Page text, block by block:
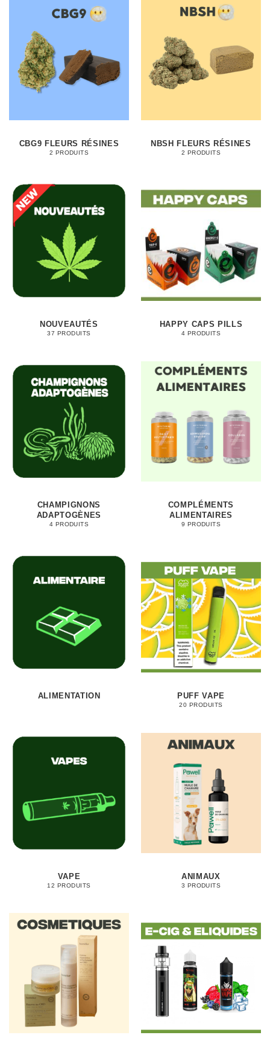
CBG9 FLEURS RÉSINES
2 PRODUITS
NBSH FLEURS RÉSINES
2 PRODUITS
NOUVEAUTÉS
37 PRODUITS
HAPPY CAPS PILLS
4 PRODUITS
CHAMPIGNONS
ADAPTOGÈNES
4 PRODUITS
COMPLÉMENTS
ALIMENTAIRES
9 PRODUITS
ALIMENTATION PUFF VAPE
20 PRODUITS
VAPE
12 PRODUITS
ANIMAUX
3 PRODUITS